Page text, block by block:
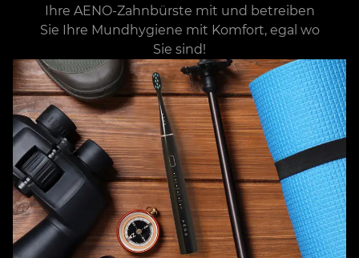
Ihre AENO-Zahnbürste mit und betreiben
Sie Ihre Mundhygiene mit Komfort, egal wo
Sie sind!